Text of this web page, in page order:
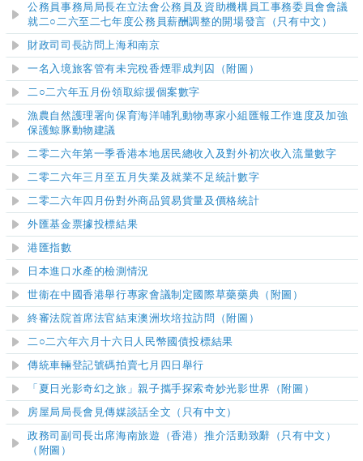
公務員事務局局長在立法會公務員及資助機構員工事務委員會會議
就二○二六至二七年度公務員薪酬調整的開場發言（只有中文）
財政司司長訪問上海和南京
一名入境旅客管有未完稅香煙罪成判囚（附圖）
二○二六年五月份領取綜援個案數字
漁農自然護理署向保育海洋哺乳動物專家小組匯報工作進度及加強
保護鯨豚動物建議
二零二六年第一季香港本地居民總收入及對外初次收入流量數字
二零二六年三月至五月 失業及就業不足統計數字
二零二六年四月份對外商品貿易貨量及價格統計
外匯基金票據投標結果
港匯指數
日本進口水產的檢測情況
世衞在中國香港舉行專家會議制定國際草藥藥典（附圖）
終審法院首席法官結束澳洲坎培拉訪問（附圖）
二○二六年六月十六日人民幣國債投標結果
傳統車輛登記號碼拍賣七月四日舉行
「夏日光影奇幻之旅」親子攜手探索奇妙光影世界（附圖）
房屋局局長會見傳媒談話全文（只有中文）
政務司副司長出席海南旅遊（香港）推介活動致辭（只有中文）
（附圖）